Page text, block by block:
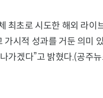
최초로 시도한 해외 라이
시적 성과를 거둔 의미
가겠다”고 밝혔다.(공주